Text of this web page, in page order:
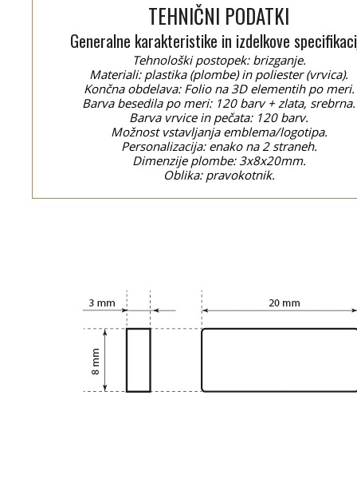
TEHNIČNI PODATKI
Generalne karakteristike in izdelkove
Tehnološki postopek: brizganje.
Materiali: plastika (plombe) in poliester (vrvica).
Končna obdelava: Folio na 3D elementih po meri.
Barva besedila po meri: 120 barv + zlata, srebrna.
Barva vrvice in pečata: 120 barv.
Možnost vstavljanja emblema/logotipa.
Personalizacija: enako na 2 straneh.
Dimenzije plombe: 3x8x20mm.
Oblika: pravokotnik.